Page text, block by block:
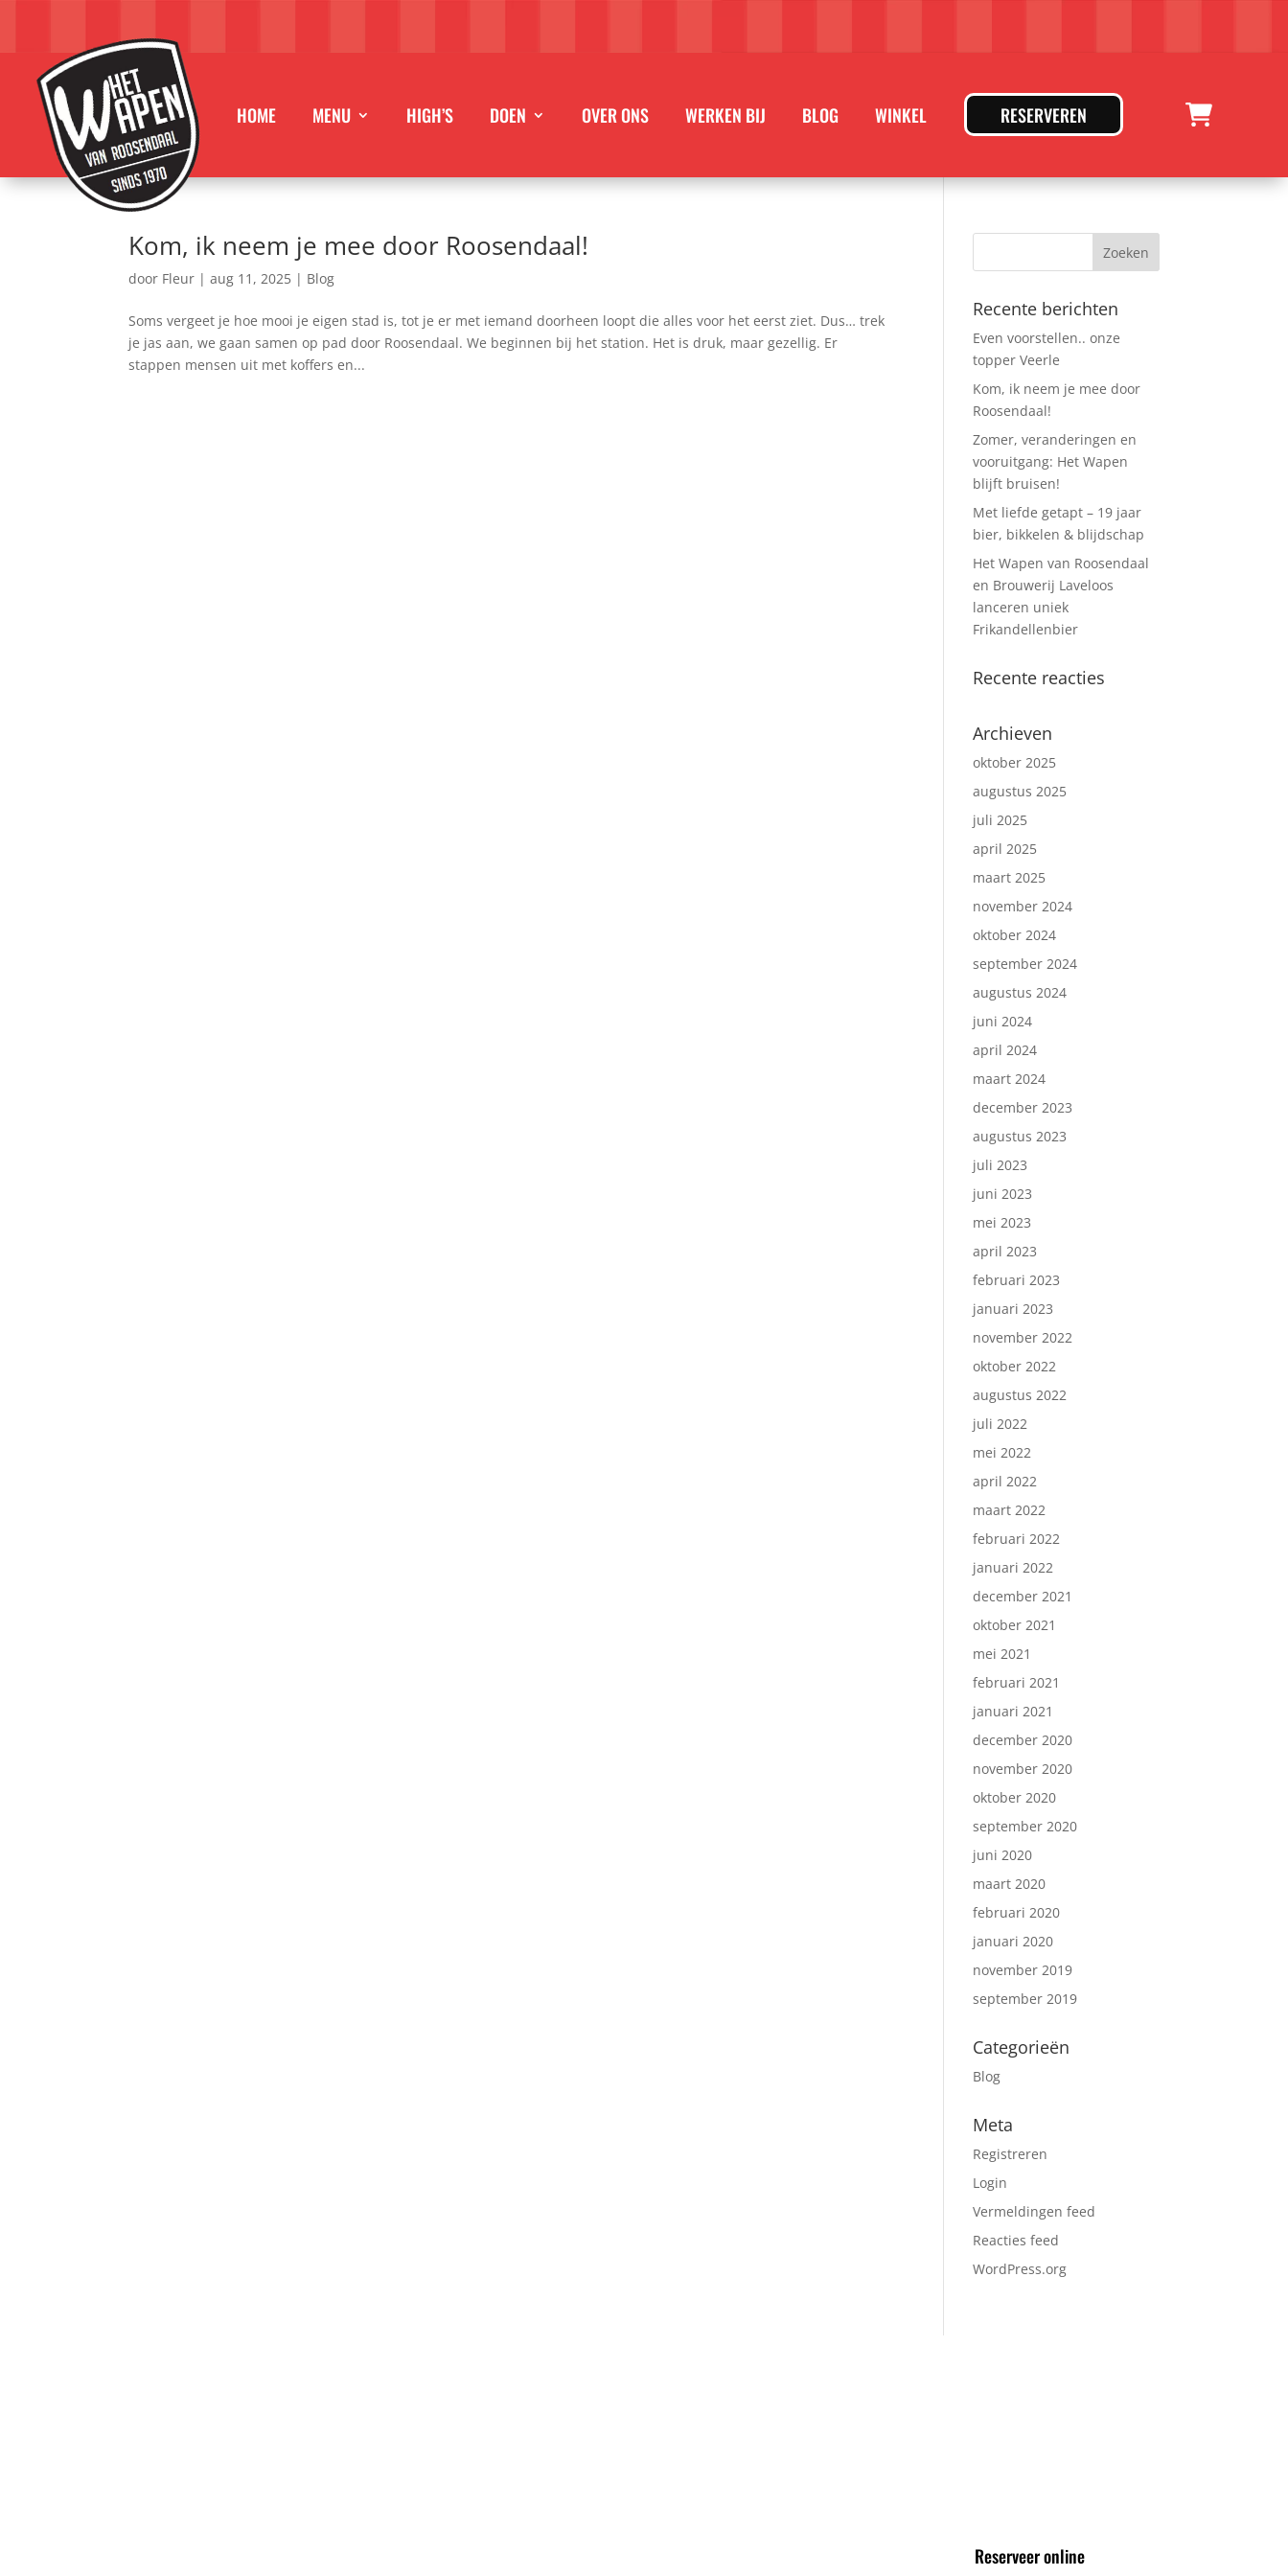
HOME MENU HIGH’S DOEN OVER ONS WERKEN BIJ BLOG WINKEL RESERVEREN
Kom, ik neem je mee door Roosendaal!
door Fleur |aug 11, 2025 | Blog
Soms vergeet je hoe mooi je eigen stad is, tot je er met iemand doorheen loopt die alles voor het eerst ziet. Dus… trek
je jas aan, we gaan samen op pad door Roosendaal. We beginnen bij het station. Het is druk, maar gezellig. Er
stappen mensen uit met koffers en...
Recente berichten
Even voorstellen.. onze
topper Veerle
Kom, ik neem je mee door
Roosendaal!
Zomer, veranderingen en
vooruitgang: Het Wapen
blijft bruisen!
Met liefde getapt – 19 jaar
bier, bikkelen & blijdschap
Het Wapen van Roosendaal
en Brouwerij Laveloos
lanceren uniek
Frikandellenbier
Recente reacties
Archieven
oktober 2025
augustus 2025
juli 2025
april 2025
maart 2025
november 2024
oktober 2024
september 2024
augustus 2024
juni 2024
april 2024
maart 2024
december 2023
augustus 2023
juli 2023
juni 2023
mei 2023
april 2023
februari 2023
januari 2023
november 2022
oktober 2022
augustus 2022
juli 2022
mei 2022
april 2022
maart 2022
februari 2022
januari 2022
december 2021
oktober 2021
mei 2021
februari 2021
januari 2021
december 2020
november 2020
oktober 2020
september 2020
juni 2020
maart 2020
februari 2020
januari 2020
november 2019
september 2019
Categorieën
Blog
Meta
Registreren
Login
Vermeldingen feed
Reacties feed
WordPress.org
Reserveer online